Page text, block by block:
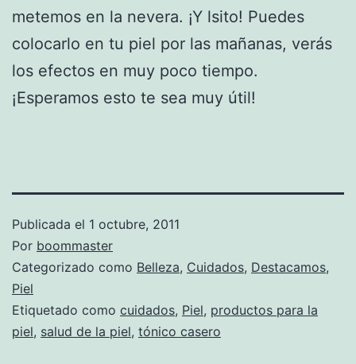
metemos en la nevera. ¡Y lsito! Puedes
colocarlo en tu piel por las mañanas, verás
los efectos en muy poco tiempo.
¡Esperamos esto te sea muy útil!
Publicada el 1 octubre, 2011
Por boommaster
Categorizado como Belleza, Cuidados, Destacamos,
Piel
Etiquetado como cuidados, Piel, productos para la
piel, salud de la piel, tónico casero